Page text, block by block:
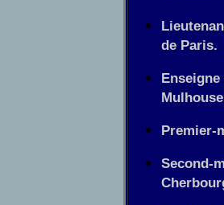
de Paris.
Mulhouse
Premier-
Second-